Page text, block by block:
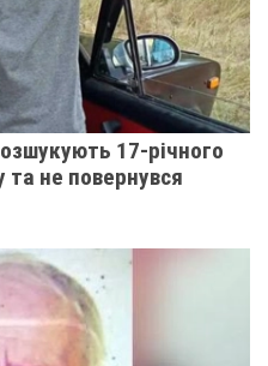
17-річного
не повернувся